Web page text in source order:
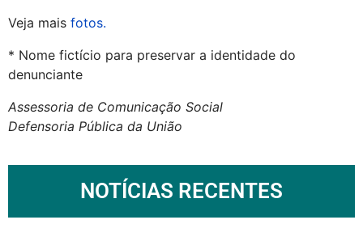
Veja mais fotos.
* Nome fictício para preservar a identidade do
denunciante
Assessoria de Comunicação Social
Defensoria Pública da União
NOTÍCIAS RECENTES